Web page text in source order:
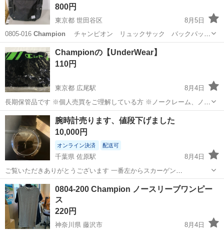
800円
東京都 世田谷区
8月5日
0805-016 Champion チャンピオン リュックサック バックパック
【状態】 ・使用に伴う多少のスレ、キズ、落としきれない汚れなどご
ざいます ・詳細は現地でご確認ください ・お値引きは出来かねま...
東京 世田谷区 チャンピオン
Championの【UnderWear】
110円
東京都 広尾駅
8月4日
長期保管品です ※個人売買をご理解している方 ※ノークレーム、ノー
リターンでお願いします ※保管品ですので神経質な方はご遠慮くださ
い 麻布、広尾にて
東京 港区 広尾駅 パンツ
腕時計売ります、値段下げました
10,000円
オンライン決済 配送可
千葉県 佐原駅
8月4日
ご覧いただきありがとうございます 一番左からスカーゲン
titanium13,000円 その次はルミノックス16,000円 その次はUEFA
CHAMPIONS LEAGUE 公式腕時計10,000円 一番右はカシオ...
千葉 香取市 ルミノックス
0804-200 Champion ノースリーブワンピー
ス
220円
神奈川県 藤沢市
8月4日